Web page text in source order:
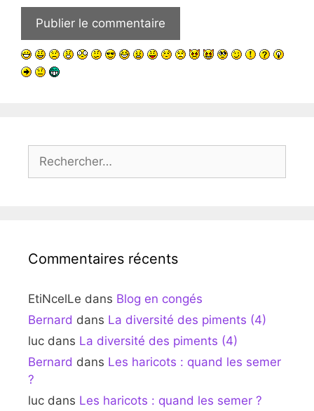
Commentaires récents
EtiNcelLe dans Blog en congés
Bernard dans La diversité des piments (4)
luc dans La diversité des piments (4)
Bernard dans Les haricots : quand les semer
?
luc dans Les haricots : quand les semer ?